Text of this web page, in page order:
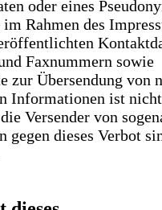
oder eines
Rahmen des
Faxnummern sowie
zur Übersendung von
Informationen ist
Versender von
gegen dieses Verbot